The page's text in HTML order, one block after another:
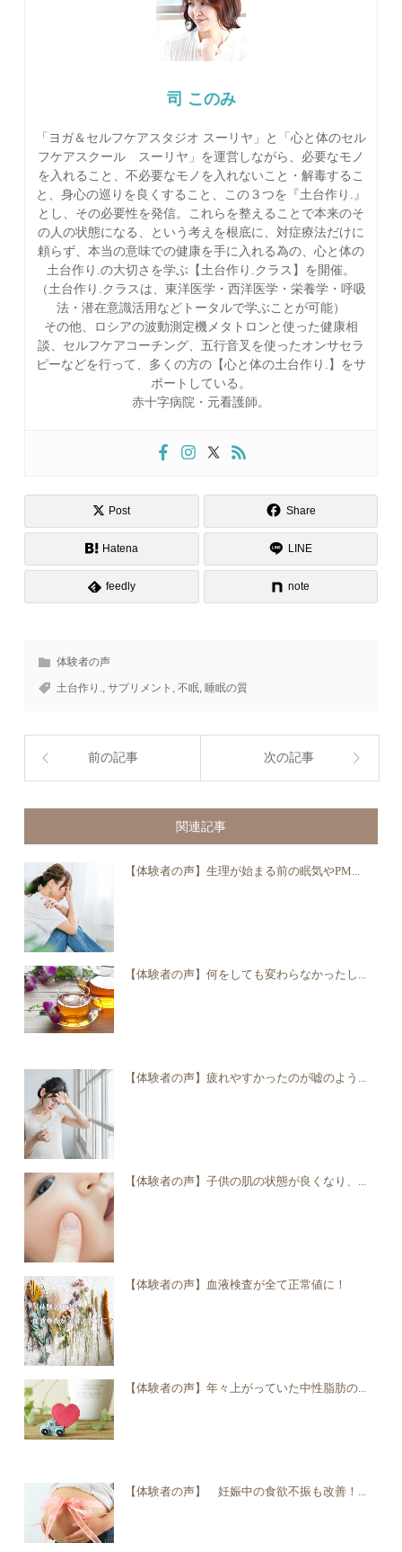
司 このみ
「ヨガ＆セルフケアスタジオ スーリヤ」と「心と体のセル
フケアスクール スーリヤ」を運営しながら、必要なモノ
を入れること、不必要なモノを入れないこと・解毒するこ
と、身心の巡りを良くすること、この３つを『土台作り.』
とし、その必要性を発信。これらを整えることで本来のそ
の人の状態になる、という考えを根底に、対症療法だけに
頼らず、本当の意味での健康を手に入れる為の、心と体の
土台作り.の大切さを学ぶ【土台作り.クラス】を開催。
（土台作り.クラスは、東洋医学・西洋医学・栄養学・呼吸
法・潜在意識活用などトータルで学ぶことが可能）
その他、ロシアの波動測定機メタトロンと使った健康相
談、セルフケアコーチング、五行音叉を使ったオンサセラ
ピーなどを行って、多くの方の【心と体の土台作り.】をサ
ポートしている。
赤十字病院・元看護師。
Post Share
Hatena LINE
feedly note
体験者の声
土台作り.,サプリメント ,不眠, 睡眠の質
前の記事 次の記事
関連記事
【体験者の声】生理が始まる前の眠気やPM...
【体験者の声】何をしても変わらなかったし...
【体験者の声】疲れやすかったのが嘘のよう...
【体験者の声】子供の肌の状態が良くなり、...
【体験者の声】血液検査が全て正常値に！
【体験者の声】年々上がっていた中性脂肪の...
【体験者の声】 妊娠中の食欲不振も改善！...